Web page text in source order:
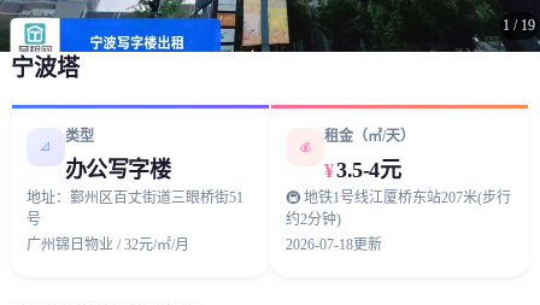
1 / 19
宁波塔
📐
类型
办公写字楼
地址：鄞州区百丈街道三眼桥街51
号
广州锦日物业 / 32元/㎡/月
💰
租金（㎡/天）
¥3.5-4元
🚇 地铁1号线江厦桥东站207米(步行
约2分钟)
2026-07-18更新